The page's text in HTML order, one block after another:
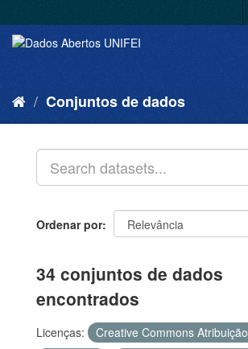
Conjuntos de dados
Ordenar por
34 conjuntos de dados
encontrados
Licenças: Creative Commons Atribuição